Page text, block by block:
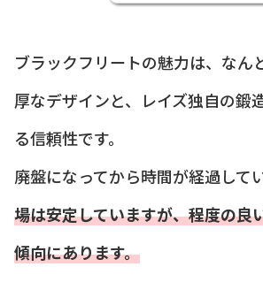
ブラックフリートの魅力は、なん
厚なデザインと、レイズ独自の鍛
る信頼性です。
廃盤になってから時間が経過して
場は安定していますが、程度の良
傾向にあります。